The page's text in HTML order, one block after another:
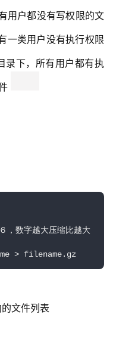
用户都没有写权限的文
一类用户没有执行权限
下，所有用户都有执
，数字越大压缩比越大
> filename.gz
文件列表